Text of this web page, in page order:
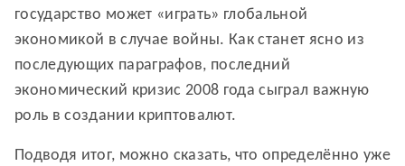
государство может «играть» глобальной
экономикой в случае войны. Как станет ясно из
последующих параграфов, последний
экономический кризис 2008 года сыграл важную
роль в создании криптовалют.
Подводя итог, можно сказать, что определённо уже